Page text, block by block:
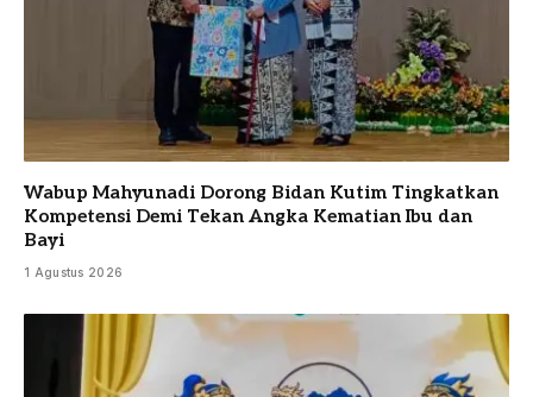
Wabup Mahyunadi Dorong Bidan Kutim Tingkatkan
Kompetensi Demi Tekan Angka Kematian Ibu dan
Bayi
1 Agustus 2026